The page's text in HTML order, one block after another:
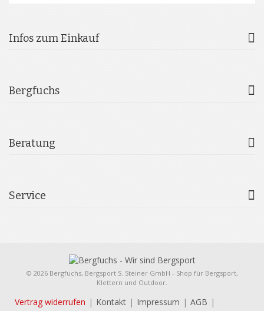
Infos zum Einkauf
Bergfuchs
Beratung
Service
© 2026 Bergfuchs, Bergsport S. Steiner GmbH - Shop für Bergsport,
Klettern und Outdoor.
Vertrag widerrufen Kontakt Impressum
AGB